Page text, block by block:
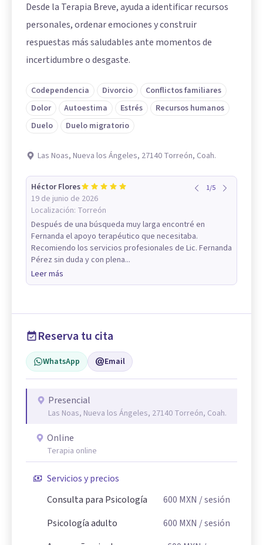
Desde la Terapia Breve, ayuda a identificar recursos
personales, ordenar emociones y construir
respuestas más saludables ante momentos de
incertidumbre o desgaste.
Codependencia Divorcio
Conflictos familiares
Dolor
Autoestima Estrés
Recursos humanos
Duelo
Duelo migratorio
Las Noas, Nueva los Ángeles, 27140 Torreón, Coah.
Héctor Flores
19 de junio de 2026
Localización: Torreón
1/5
Después de una búsqueda muy larga encontré en
Fernanda el apoyo terapéutico que necesitaba.
Recomiendo los servicios profesionales de Lic. Fernanda
Pérez sin duda y con plena...
Leer más
Reserva tu cita
WhatsApp Email
Presencial
Las Noas, Nueva los Ángeles, 27140 Torreón, Coah.
Online
Terapia online
Servicios y precios
Consulta para Psicología
600 MXN / sesión
Psicología adulto
600 MXN / sesión